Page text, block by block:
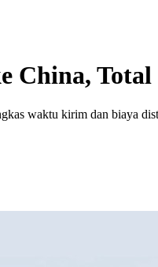
China,
waktu kirim dan biaya